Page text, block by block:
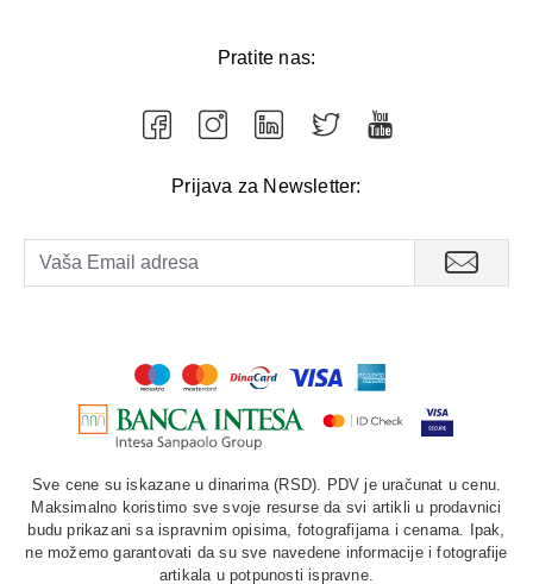
Pratite nas:
Prijava za Newsletter:
Sve cene su iskazane u dinarima (RSD). PDV je uračunat u cenu.
Maksimalno koristimo sve svoje resurse da svi artikli u prodavnici
budu prikazani sa ispravnim opisima, fotografijama i cenama. Ipak,
ne možemo garantovati da su sve navedene informacije i fotografije
artikala u potpunosti ispravne.